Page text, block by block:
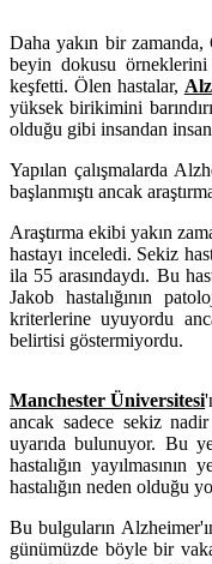
Daha yakın bir zamanda,
beyin dokusu örneklerini
keşfetti. Ölen hastalar,
yüksek birikimini
olduğu gibi insandan
Yapılan çalışmalarda
başlanmıştı ancak
Araştırma ekibi yakın
hastayı inceledi. Sekiz
ila 55 arasındaydı. Bu
Jakob hastalığının
kriterlerine uyuyordu
belirtisi göstermiyordu.
Manchester Üniversitesi
ancak sadece sekiz
uyarıda bulunuyor. Bu
hastalığın
hastalığın neden olduğu
Bu bulguların
günümüzde böyle bir